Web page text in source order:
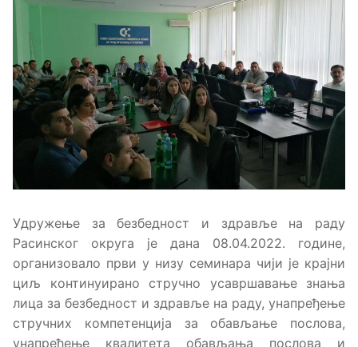
Удружење за безбедност и здравље на раду
Расинског округа је дана 08.04.2022. године,
организовало први у низу семинара чији је крајни
циљ континуирано стручно усавршавање знања
лица за безбедност и здравље на раду, унапређење
стручних компетенција за обављање послова,
унапређење квалитета обављања послова и